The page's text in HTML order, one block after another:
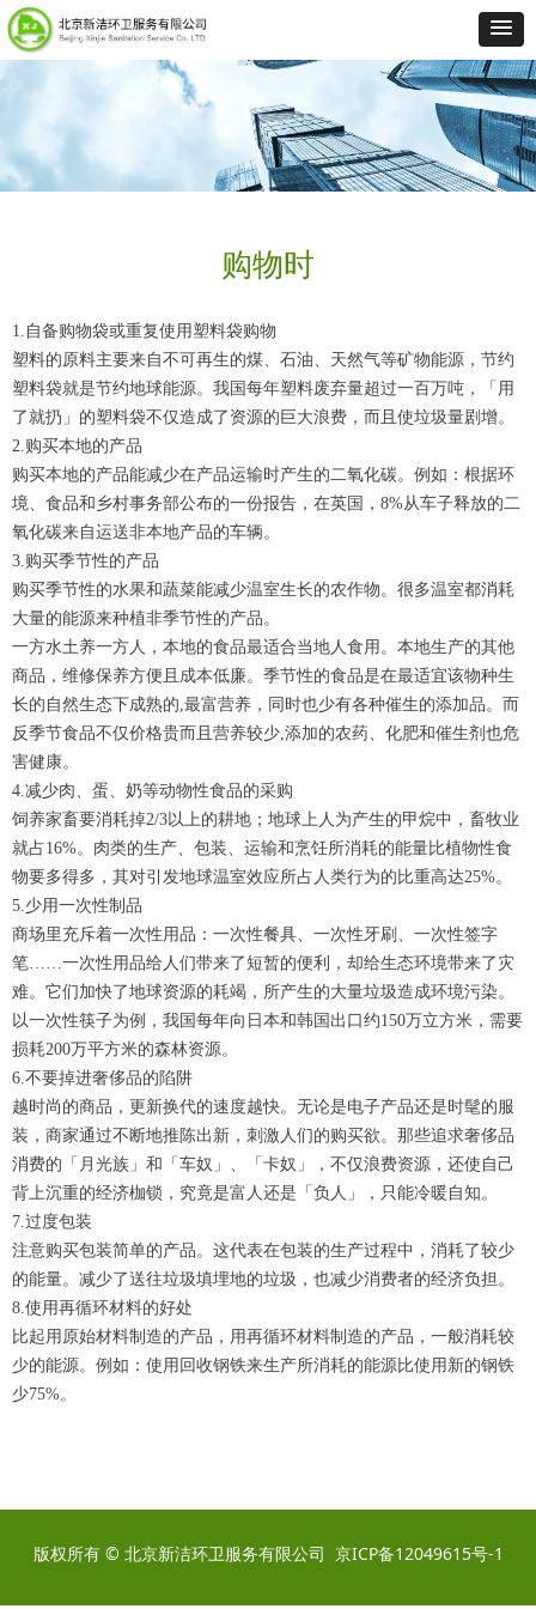
购物时
1.自备购物袋或重复使用塑料袋购物
塑料的原料主要来自不可再生的煤、石油、天然气等矿物能源，节约
塑料袋就是节约地球能源。我国每年塑料废弃量超过一百万吨，「用
了就扔」的塑料袋不仅造成了资源的巨大浪费，而且使垃圾量剧增。
2.购买本地的产品
购买本地的产品能减少在产品运输时产生的二氧化碳。例如：根据环
境、食品和乡村事务部公布的一份报告，在英国，8%从车子释放的二
氧化碳来自运送非本地产品的车辆。
3.购买季节性的产品
购买季节性的水果和蔬菜能减少温室生长的农作物。很多温室都消耗
大量的能源来种植非季节性的产品。
一方水土养一方人，本地的食品最适合当地人食用。本地生产的其他
商品，维修保养方便且成本低廉。季节性的食品是在最适宜该物种生
长的自然生态下成熟的,最富营养，同时也少有各种催生的添加品。而
反季节食品不仅价格贵而且营养较少,添加的农药、化肥和催生剂也危
害健康。
4.减少肉、蛋、奶等动物性食品的采购
饲养家畜要消耗掉2/3以上的耕地；地球上人为产生的甲烷中，畜牧业
就占16%。肉类的生产、包装、运输和烹饪所消耗的能量比植物性食
物要多得多，其对引发地球温室效应所占人类行为的比重高达25%。
5.少用一次性制品
商场里充斥着一次性用品：一次性餐具、一次性牙刷、一次性签字
笔……一次性用品给人们带来了短暂的便利，却给生态环境带来了灾
难。它们加快了地球资源的耗竭，所产生的大量垃圾造成环境污染。
以一次性筷子为例，我国每年向日本和韩国出口约150万立方米，需要
损耗200万平方米的森林资源。
6.不要掉进奢侈品的陷阱
越时尚的商品，更新换代的速度越快。无论是电子产品还是时髦的服
装，商家通过不断地推陈出新，刺激人们的购买欲。那些追求奢侈品
消费的「月光族」和「车奴」、「卡奴」，不仅浪费资源，还使自己
背上沉重的经济枷锁，究竟是富人还是「负人」，只能冷暖自知。
7.过度包装
注意购买包装简单的产品。这代表在包装的生产过程中，消耗了较少
的能量。减少了送往垃圾填埋地的垃圾，也减少消费者的经济负担。
8.使用再循环材料的好处
比起用原始材料制造的产品，用再循环材料制造的产品，一般消耗较
少的能源。例如：使用回收钢铁来生产所消耗的能源比使用新的钢铁
少75%。
版权所有 © 北京新洁环卫服务有限公司 京ICP备12049615号-1